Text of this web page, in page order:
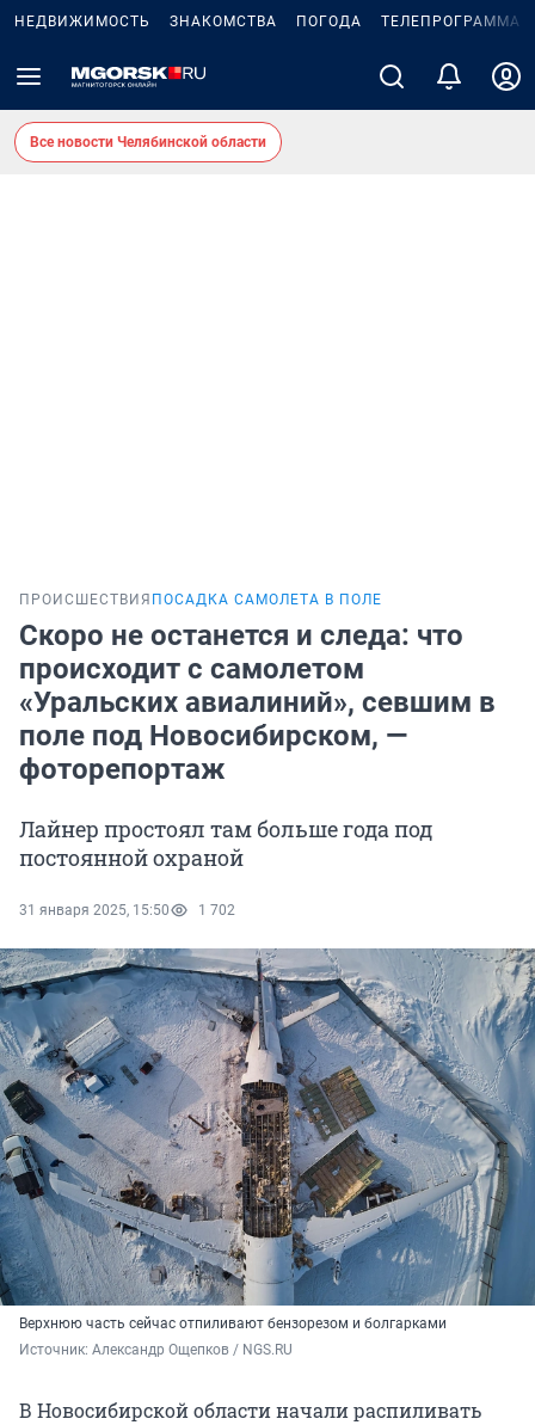
НЕДВИЖИМОСТЬ ЗНАКОМСТВА ПОГОДА ТЕЛЕПРОГРАММА
Все новости Челябинской области
ПРОИСШЕСТВИЯ ПОСАДКА САМОЛЕТА В ПОЛЕ
Скоро не останется и следа: что
происходит с самолетом
«Уральских авиалиний», севшим в
поле под Новосибирском, —
фоторепортаж
Лайнер простоял там больше года под
постоянной охраной
31 января 2025, 15:50 1 702
Верхнюю часть сейчас отпиливают бензорезом и болгарками
Источник: Александр Ощепков / NGS.RU
В Новосибирской области начали распиливать